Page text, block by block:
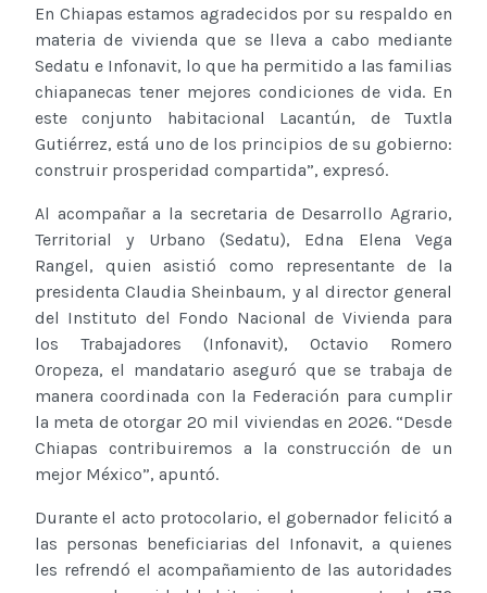
En Chiapas estamos agradecidos por su respaldo en
materia de vivienda que se lleva a cabo mediante
Sedatu e Infonavit, lo que ha permitido a las familias
chiapanecas tener mejores condiciones de vida. En
este conjunto habitacional Lacantún, de Tuxtla
Gutiérrez, está uno de los principios de su gobierno:
construir prosperidad compartida”, expresó.
Al acompañar a la secretaria de Desarrollo Agrario,
Territorial y Urbano (Sedatu), Edna Elena Vega
Rangel, quien asistió como representante de la
presidenta Claudia Sheinbaum, y al director general
del Instituto del Fondo Nacional de Vivienda para
los Trabajadores (Infonavit), Octavio Romero
Oropeza, el mandatario aseguró que se trabaja de
manera coordinada con la Federación para cumplir
la meta de otorgar 20 mil viviendas en 2026. “Desde
Chiapas contribuiremos a la construcción de un
mejor México”, apuntó.
Durante el acto protocolario, el gobernador felicitó a
las personas beneficiarias del Infonavit, a quienes
les refrendó el acompañamiento de las autoridades